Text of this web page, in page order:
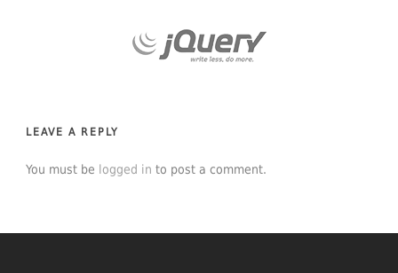
LEAVE A REPLY
You must be logged in to post a comment.